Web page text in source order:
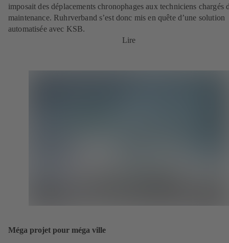
imposait des déplacements chronophages aux techniciens chargés
maintenance. Ruhrverband s’est donc mis en quête d’une solution
automatisée avec KSB.
Lire
Méga projet pour méga ville